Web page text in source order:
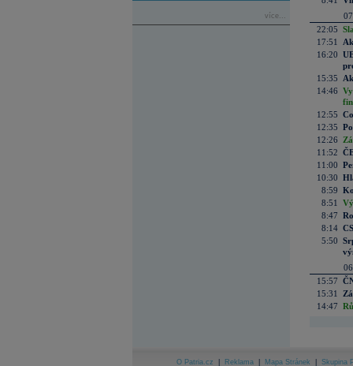
více...
22:05
17:51
16:20
15:35
14:46
12:55
12:35
12:26
11:52
11:00
10:30
8:59
8:51
8:47
8:14
5:50
15:57
15:31
14:47
O Patria.cz Reklama Mapa Stránek Skupina